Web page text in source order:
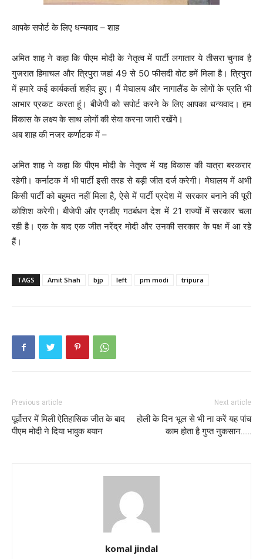
आपके सपोर्ट के लिए धन्यवाद – शाह
अमित शाह ने कहा कि पीएम मोदी के नेतृत्व में पार्टी लगातार ये तीसरा चुनाव है
गुजरात हिमाचल और त्रिपुरा जहां 49 से 50 फीसदी वोट हमें मिला है। त्रिपुरा
में हमारे कई कार्यकर्ता शहीद हुए। मैं मेघालय और नागालैंड के लोगों के प्रति भी
आभार प्रकट करता हूं। बीजेपी को सपोर्ट करने के लिए आपका धन्यवाद। हम
विकास के लक्ष्य के साथ लोगों की सेवा करना जारी रखेंगे।
अब शाह की नजर कर्णाटक में –
अमित शाह ने कहा कि पीएम मोदी के नेतृत्व में यह विकास की यात्रा बरकरार
रहेगी। कर्नाटक में भी पार्टी इसी तरह से बड़ी जीत दर्ज करेगी। मेघालय में अभी
किसी पार्टी को बहुमत नहीं मिला है, ऐसे में पार्टी प्रदेश में सरकार बनाने की पूरी
कोशिश करेगी। बीजेपी और एनडीए गठबंधन देश में 21 राज्यों में सरकार चला
रही है। एक के बाद एक जीत नरेंद्र मोदी और उनकी सरकार के पक्ष में आ रहे
हैं।
TAGS Amit Shah bjp left pm modi tripura
Previous article
पूर्वोत्तर में मिली ऐतिहासिक जीत के बाद
पीएम मोदी ने दिया भावुक बयान
Next article
होली के दिन भूल से भी ना करें यह पांच
काम होता है गुप्त नुकसान……
komal jindal